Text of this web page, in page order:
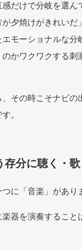
だけで分岐を選ん
夕焼けがきれいだ
モーショナルな分
かワクワクする刺
その時こそナビの
。
分に聴く・歌
に「音楽」があり
器を演奏すること